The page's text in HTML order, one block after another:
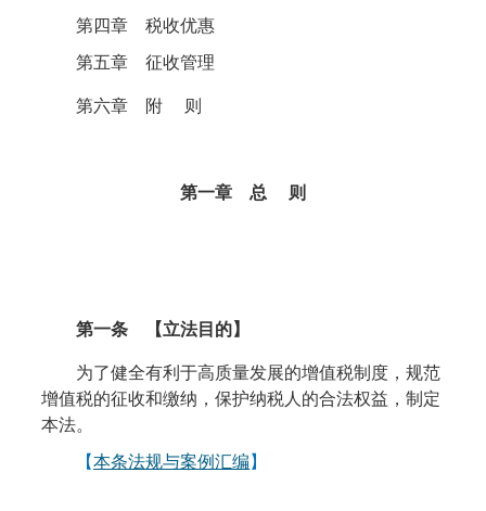
第四章 税收优惠
第五章 征收管理
第六章 附 则
第一章 总 则
第一条 【立法目的】
为了健全有利于高质量发展的增值税制度，规范
增值税的征收和缴纳，保护纳税人的合法权益，制定
本法。
【本条法规与案例汇编 】